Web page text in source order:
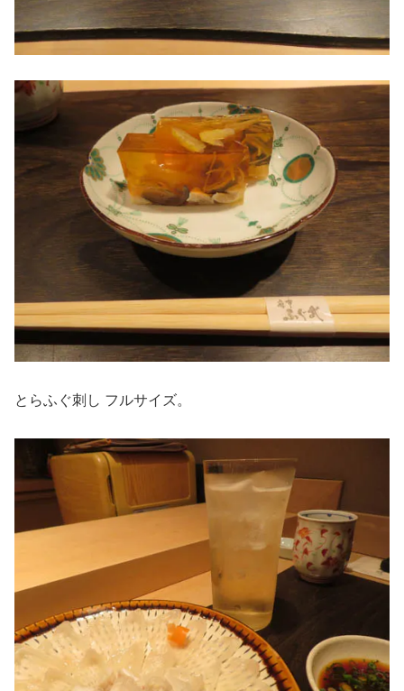
とらふぐ刺し フルサイズ。